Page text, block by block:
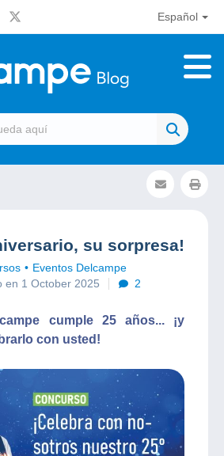
Español
su sorpresa!
Eventos Delcampe
en 1 October 2025
2
cumple 25 años... ¡y
con usted!